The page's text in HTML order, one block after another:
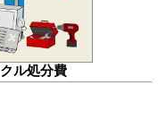
ル処分費